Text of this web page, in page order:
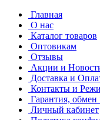
Главная
О нас
Каталог товаров
Оптовикам
Отзывы
Акции и
Доставка и
Контакты и
Гарантия, обмен
Личный кабинет